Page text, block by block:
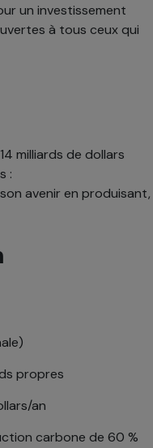
un investissement
à tous ceux qui
milliards de dollars
:
avenir en produisant,
propres
an
carbone de 60 %